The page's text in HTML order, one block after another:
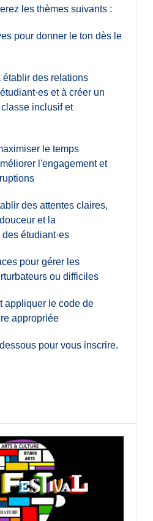
les thèmes suivants :
pour donner le ton dès le
établir des relations
et à créer un
inclusif et
le temps
l'engagement et
des attentes claires,
et la
étudiant·es
pour gérer les
ou difficiles
appliquer le code de
appropriée
pour vous inscrire.